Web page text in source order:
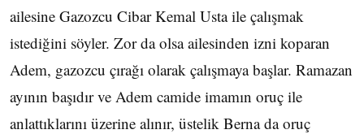
ailesine Gazozcu Cibar Kemal Usta ile çalışmak
istediğini söyler. Zor da olsa ailesinden izni koparan
Adem, gazozcu çırağı olarak çalışmaya başlar. Ramazan
ayının başıdır ve Adem camide imamın oruç ile
anlattıklarını üzerine alınır, üstelik Berna da oruç